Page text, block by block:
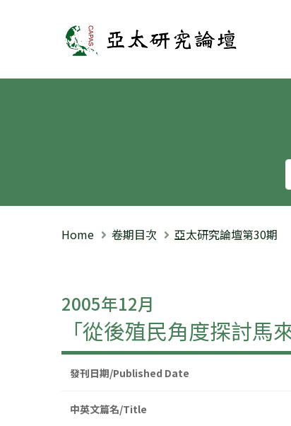
亞太研究論壇
Home 卷期目次 亞太研究論壇第30期
2005年12月
「從後殖民角度探討
發刊日期/Published Date
中英文篇名/Title